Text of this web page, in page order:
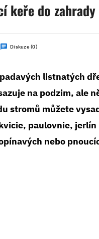
keře do zahrady
Diskuze (0)
listnatých
na podzim, ale
stromů můžete
paulovnie, jerlín
nebo